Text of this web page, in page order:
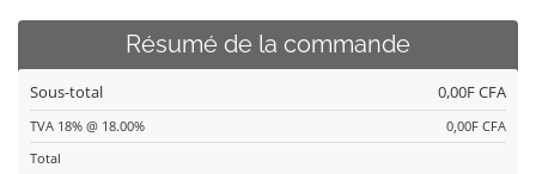
Résumé de la commande
Sous-total 0,00F CFA
TVA 18% @ 18.00%
0,00F CFA
Total